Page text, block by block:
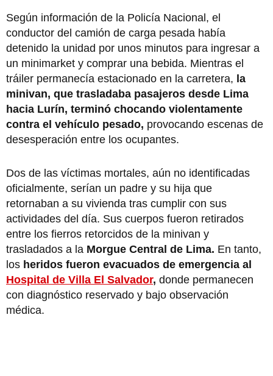
Según información de la Policía Nacional, el
conductor del camión de carga pesada había
detenido la unidad por unos minutos para ingresar a
un minimarket y comprar una bebida. Mientras el
tráiler permanecía estacionado en la carretera, la
minivan, que trasladaba pasajeros desde Lima
hacia Lurín, terminó chocando violentamente
contra el vehículo pesado, provocando escenas de
desesperación entre los ocupantes.
Dos de las víctimas mortales, aún no identificadas
oficialmente, serían un padre y su hija que
retornaban a su vivienda tras cumplir con sus
actividades del día. Sus cuerpos fueron retirados
entre los fierros retorcidos de la minivan y
trasladados a la Morgue Central de Lima. En tanto,
los heridos fueron evacuados de emergencia al
Hospital de Villa El Salvador, donde permanecen
con diagnóstico reservado y bajo observación
médica.